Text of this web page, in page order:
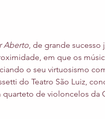
Aberto, de grande
em que os
o seu virtuosismo
do Teatro São Luiz,
de violoncelos da